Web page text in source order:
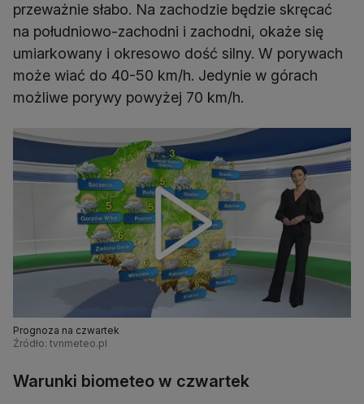
przeważnie słabo. Na zachodzie będzie skręcać
na południowo-zachodni i zachodni, okaże się
umiarkowany i okresowo dość silny. W porywach
może wiać do 40-50 km/h. Jedynie w górach
możliwe porywy powyżej 70 km/h.
Prognoza na czwartek
Źródło: tvnmeteo.pl
Warunki biometeo w czwartek